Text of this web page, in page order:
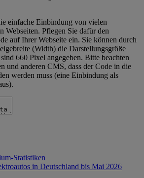
einfache Einbindung von vielen
Webseiten. Pflegen Sie dafür den
auf Ihrer Webseite ein. Sie können durch
(Width) die Darstellungsgröße
660 Pixel angegeben. Bitte beachten
und anderen CMS, dass der Code in die
werden muss (eine Einbindung als
Statistiken
in Deutschland bis Mai 2026